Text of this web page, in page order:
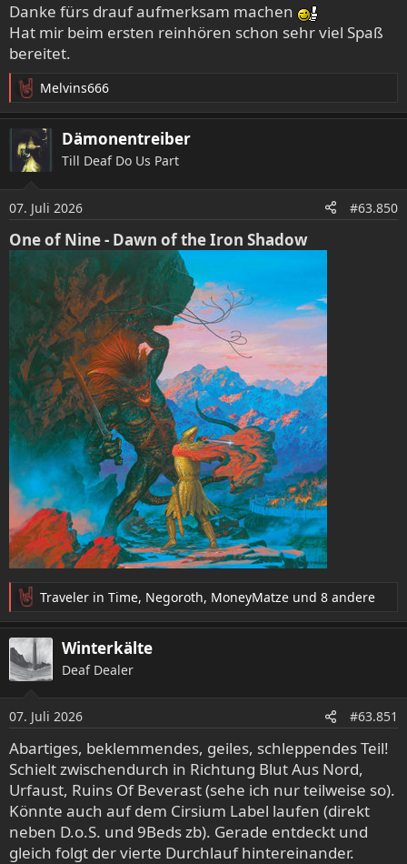
peaceville.bandcamp.com
Danke fürs drauf aufmerksam machen
Hat mir beim ersten reinhören schon sehr viel Spaß
bereitet.
R
e
k
n
e
n
:
Melvins666
Dämonentreiber
Till Deaf Do Us Part
07. Juli 2026 #63.850
One of Nine - Dawn of the Iron Shadow
R
e
a
k
t
n
e
n
:
Traveler in Time, Negoroth, MoneyMatze und 8 andere
Winterkälte
Deaf Dealer
07. Juli 2026 #63.851
Abartiges, beklemmendes, geiles, schleppendes Teil!
Schielt zwischendurch in Richtung Blut Aus Nord,
Urfaust, Ruins Of Beverast (sehe ich nur teilweise so).
Könnte auch auf dem Cirsium Label laufen (direkt
neben D.o.S. und 9Beds zb). Gerade entdeckt und
gleich folgt der vierte Durchlauf hintereinander.